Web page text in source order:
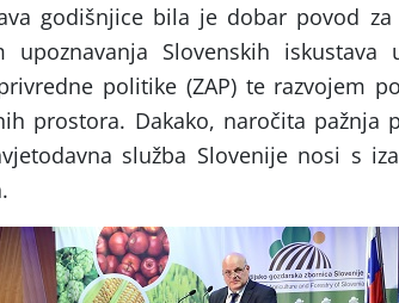
godišnjice bila je dobar povod
upoznavanja Slovenskih
politike (ZAP) te razvojem
prostora. Dakako, naročita pažnja
služba Slovenije nosi s